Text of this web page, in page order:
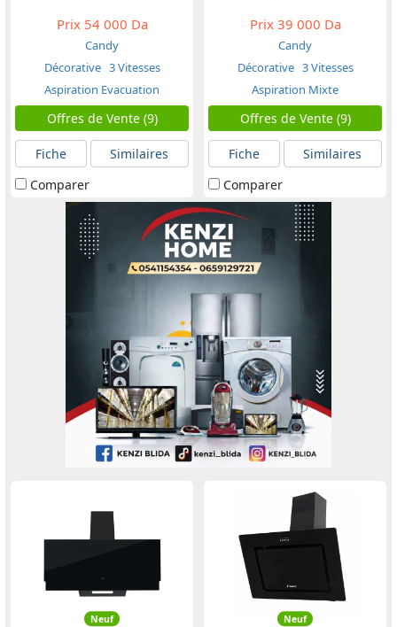
Prix54 000 Da
Candy
Décorative 3 Vitesses
Aspiration Evacuation
Offres de Vente (9)
Fiche
Similaires
Comparer
Prix39 000 Da
Candy
Décorative 3 Vitesses
Aspiration Mixte
Offres de Vente (9)
Fiche
Similaires
Comparer
Neuf Neuf